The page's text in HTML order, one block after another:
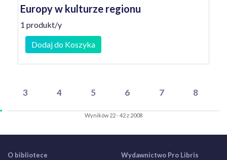
Europy w kulturze regionu
1 produkt/y
Dodaj do Koszyka
3 4 5 6 7 8
Wyników 22 - 42 z 2008
O bibliotece
Wydawnictwo Pro Libris